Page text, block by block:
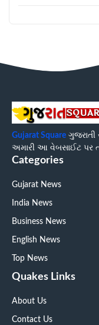
Gujarat Square ગુજરાતી
અમારી આ વેબસાઈટ પર
Categories
Gujarat News
India News
Business News
English News
Top News
Quakes Links
About Us
Contact Us